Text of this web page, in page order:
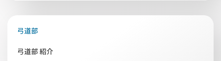
弓道部
弓道部 紹介